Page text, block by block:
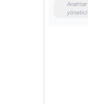
Anahtar
yönetici